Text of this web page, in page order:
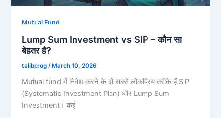
Mutual Fund
Lump Sum Investment vs SIP – कौन सा
बेहतर है?
talibprog/ March 10, 2026
Mutual fund में निवेश करने के दो सबसे लोकप्रिय तरीके हैं SIP
(Systematic Investment Plan) और Lump Sum
Investment। कई